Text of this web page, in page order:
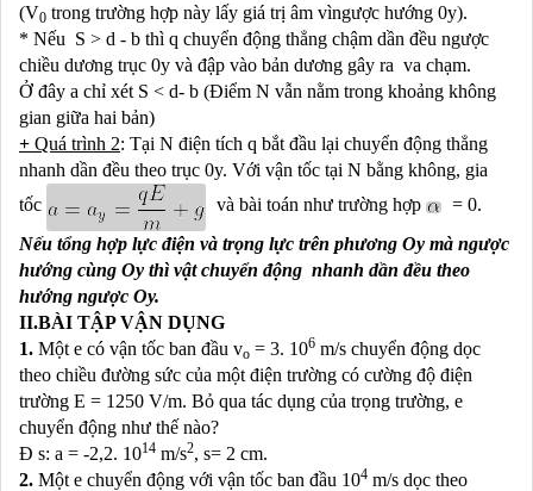
(V0 trong trường hợp này lấy giá trị âm vìngược hướng 0y).
* Nếu S > d - b thì q chuyển động thẳng chậm dần đều ngược
chiều dương trục 0y và đập vào bản dương gây ra va chạm.
Ở đây a chỉ xét S < d- b (Điểm N vẫn nằm trong khoảng không
gian giữa hai bản)
+ Quá trình 2: Tại N điện tích q bắt đầu lại chuyển động thẳng
nhanh dần đều theo trục 0y. Với vận tốc tại N bằng không, gia
tốc
và bài toán như trường hợp
= 0.
Nếu tổng hợp lực điện và trọng lực trên phương Oy mà ngược
hướng cùng Oy thì vật chuyển động nhanh dần đều theo
hướng ngược Oy.
II.BÀI TẬP VẬN DỤNG
1. Một e có vận tốc ban đầu vo = 3. 106 m/s chuyển động dọc
theo chiều đường sức của một điện trường có cường độ điện
trường E = 1250 V/m. Bỏ qua tác dụng của trọng trường, e
chuyển động như thế nào?
Đ s: a = -2,2. 1014 m/s2, s= 2 cm.
2. Một e chuyển động với vận tốc ban đầu 104 m/s dọc theo